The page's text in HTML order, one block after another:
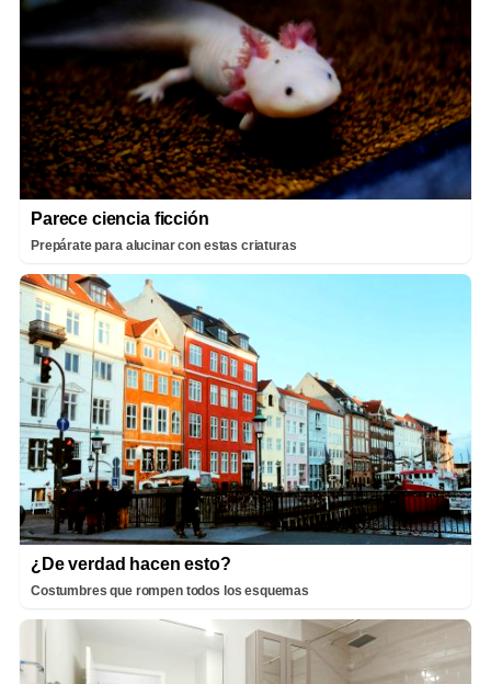
Parece ciencia ficción
Prepárate para alucinar con estas criaturas
¿De verdad hacen esto?
Costumbres que rompen todos los esquemas